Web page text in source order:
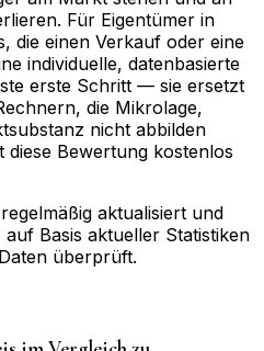
Für Eigentümer in
die einen Verkauf oder eine
individuelle, datenbasierte
erste Schritt — sie ersetzt
die Mikrolage,
nicht abbilden
diese Bewertung kostenlos
aktualisiert und
Basis aktueller Statistiken
überprüft.